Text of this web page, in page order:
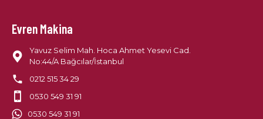
Evren Makina
Yavuz Selim Mah. Hoca Ahmet Yesevi Cad.
No:44/A Bağcılar/İstanbul
0212 515 34 29
0530 549 31 91
0530 549 31 91